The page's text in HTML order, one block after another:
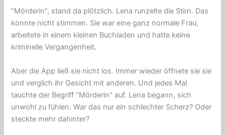
“Mörderin”, stand da plötzlich. Lena runzelte die Stirn. Das
konnte nicht stimmen. Sie war eine ganz normale Frau,
arbeitete in einem kleinen Buchladen und hatte keine
kriminelle Vergangenheit.
Aber die App ließ sie nicht los. Immer wieder öffnete sie sie
und verglich ihr Gesicht mit anderen. Und jedes Mal
tauchte der Begriff “Mörderin” auf. Lena begann, sich
unwohl zu fühlen. War das nur ein schlechter Scherz? Oder
steckte mehr dahinter?